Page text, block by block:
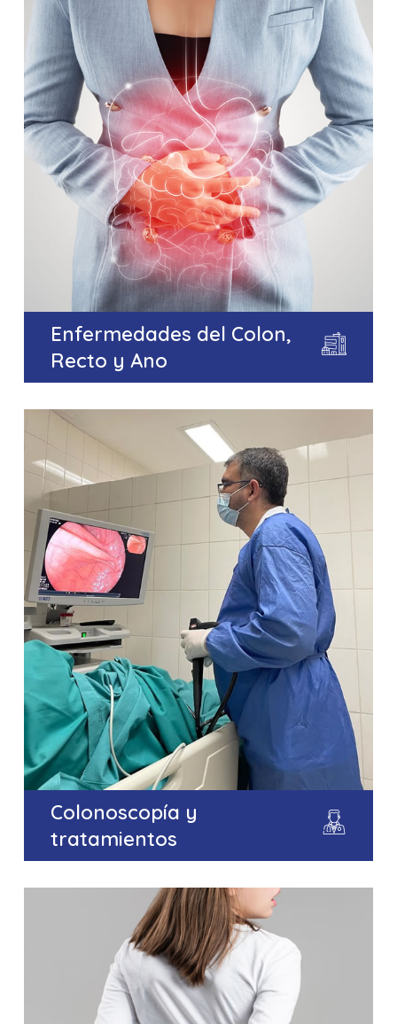
Enfermedades del Colon,
Recto y Ano
Colonoscopía y
tratamientos